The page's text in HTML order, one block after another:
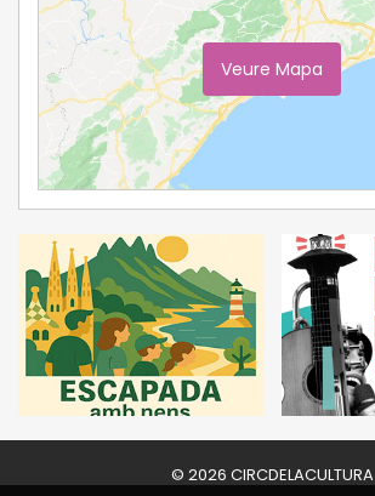
Veure Mapa
© 2026 CIRCDELACULTURA